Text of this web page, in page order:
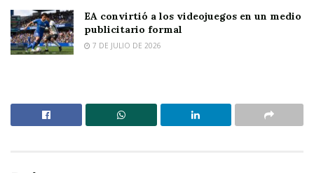
EA convirtió a los videojuegos en un medio
publicitario formal
7 DE JULIO DE 2026